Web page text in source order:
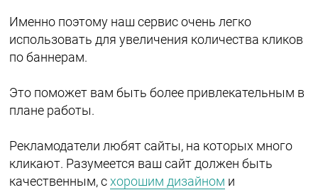
Именно поэтому наш сервис очень легко
использовать для увеличения количества кликов
по баннерам.
Это поможет вам быть более привлекательным в
плане работы.
Рекламодатели любят сайты, на которых много
кликают. Разумеется ваш сайт должен быть
качественным, схорошим дизайном и